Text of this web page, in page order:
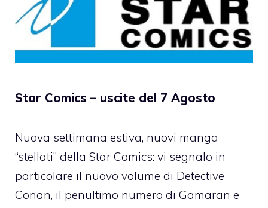
Star Comics – uscite del 7 Agosto
Nuova settimana estiva, nuovi manga
“stellati” della Star Comics: vi segnalo in
particolare il nuovo volume di Detective
Conan, il penultimo numero di Gamaran e